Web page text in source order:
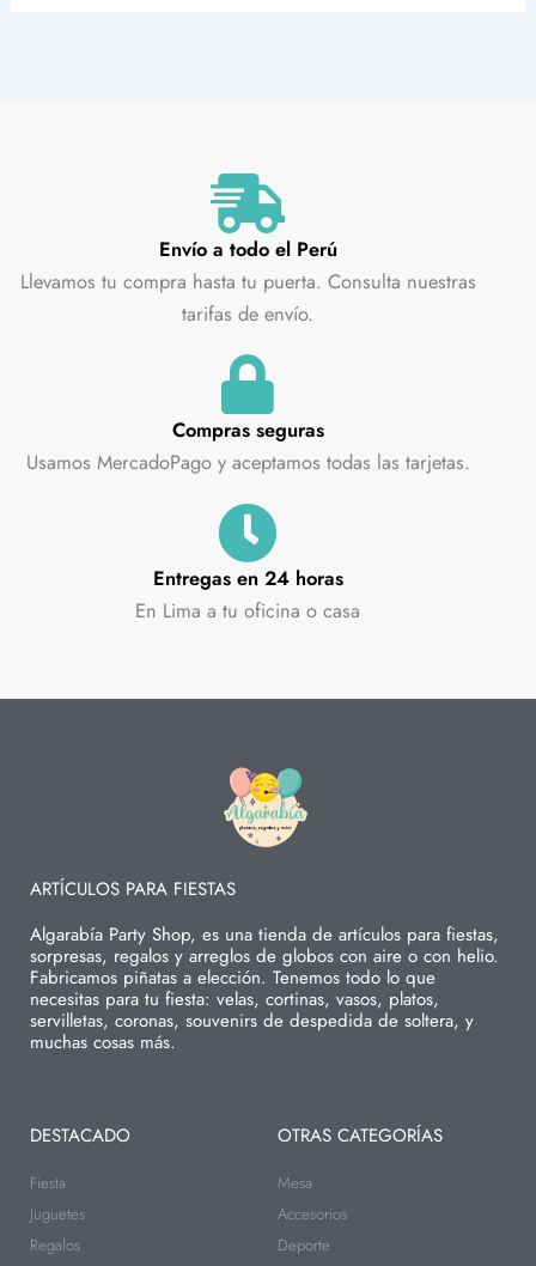
Envío a todo el Perú
Llevamos tu compra hasta tu puerta. Consulta nuestras
tarifas de envío.
Compras seguras
Usamos MercadoPago y aceptamos todas las tarjetas.
Entregas en 24 horas
En Lima a tu oficina o casa
ARTÍCULOS PARA FIESTAS
Algarabía Party Shop, es una tienda de artículos para fiestas,
sorpresas, regalos y arreglos de globos con aire o con helio.
Fabricamos piñatas a elección. Tenemos todo lo que
necesitas para tu fiesta: velas, cortinas, vasos, platos,
servilletas, coronas, souvenirs de despedida de soltera, y
muchas cosas más.
DESTACADO
Fiesta
Juguetes
Regalos
OTRAS CATEGORÍAS
Mesa
Accesorios
Deporte